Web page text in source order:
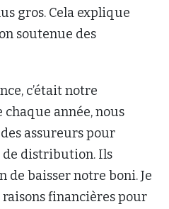
gros. Cela explique
soutenue des
c’était notre
année, nous
assureurs pour
de distribution. Ils
de baisser notre boni. Je
raisons financières pour